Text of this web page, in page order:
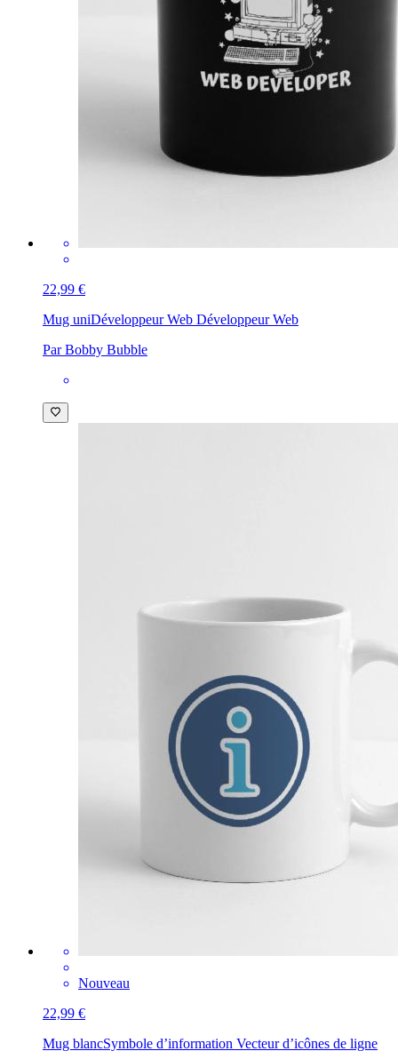
22,99 €
Mug uniDéveloppeur Web Développeur Web
Par Bobby Bubble
Nouveau
22,99 €
Mug blancSymbole d’information Vecteur d’icônes de ligne